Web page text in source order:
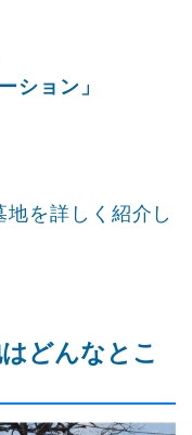
ション」
を詳しく紹介し
どんなとこ